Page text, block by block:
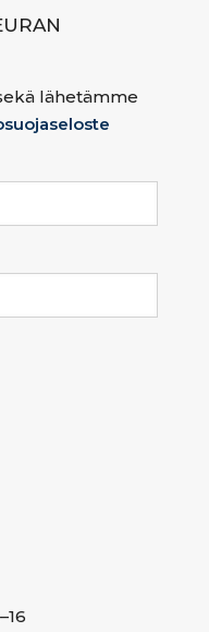
lähetämme